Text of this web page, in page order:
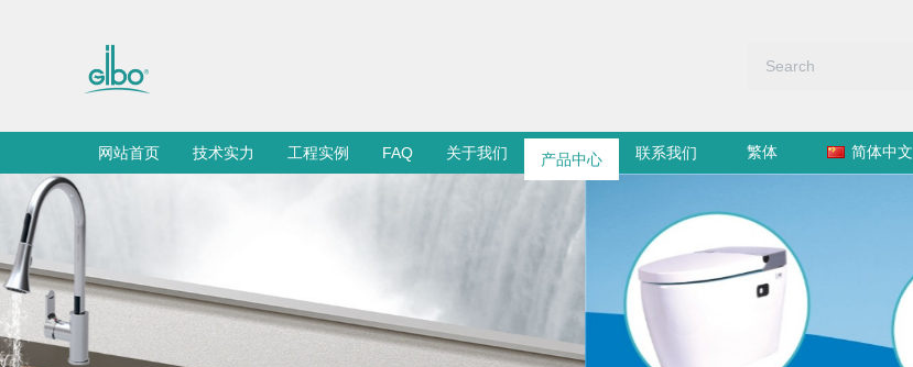
网站首页 技术实力 工程实例 FAQ 关于我们 产品中心 联系我们 繁体 简体中文